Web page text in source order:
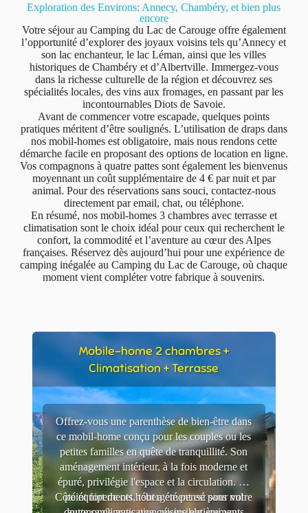
Exploration des Environs: Annecy, Chambéry, et bien plus
encore
Votre séjour au Camping du Lac de Carouge offre également
l’opportunité d’explorer des joyaux voisins tels qu’Annecy et
son lac enchanteur, le lac Léman, ainsi que les villes
historiques de Chambéry et d’Albertville. Immergez-vous
dans la richesse culturelle de la région et découvrez ses
spécialités locales, des vins aux fromages, en passant par les
incontournables Diots de Savoie.
Avant de commencer votre escapade, quelques points
pratiques méritent d’être soulignés. L’utilisation de draps dans
nos mobil-homes est obligatoire, mais nous rendons cette
démarche facile en proposant des options de location en ligne.
Vos compagnons à quatre pattes sont également les bienvenus
moyennant un coût supplémentaire de 4 € par nuit et par
animal. Pour des réservations sans souci, contactez-nous
directement par email, chat, ou téléphone.
En résumé, nos mobil-homes 3 chambres avec terrasse et
climatisation sont le choix idéal pour ceux qui recherchent le
confort, la commodité et l’aventure au cœur des Alpes
françaises. Réservez dès aujourd’hui pour une expérience de
camping inégalée au Camping du Lac de Carouge, où chaque
moment vient compléter votre fabrique à souvenirs.
Mobile-home 2 chambres +
Climatisation + Terrasse
Offrez-vous une parenthèse de bien-être dans
ce mobil-home conçu pour les couples ou les
petites familles en quête de tranquillité. Son
aménagement intérieur, à la fois moderne et
épuré, privilégie l'espace et la circulation. Le
point fort de cet hébergement est sans nul
Côté équipements, tout a été pensé pour votre